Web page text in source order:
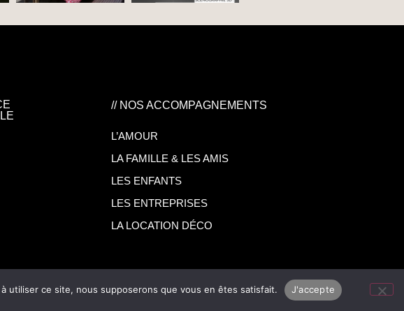
// NOS ACCOMPAGNEMENTS
L’AMOUR
LA FAMILLE & LES AMIS
LES ENFANTS
LES ENTREPRISES
LA LOCATION DÉCO
utiliser ce site, nous supposerons que vous en êtes satisfait. J'accepte